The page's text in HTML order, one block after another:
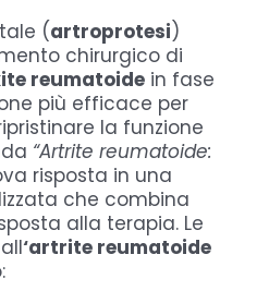
(artroprotesi)
chirurgico di
reumatoide in fase
più efficace per
la funzione
“Artrite reumatoide:
risposta in una
che combina
alla terapia. Le
all‘artrite reumatoide